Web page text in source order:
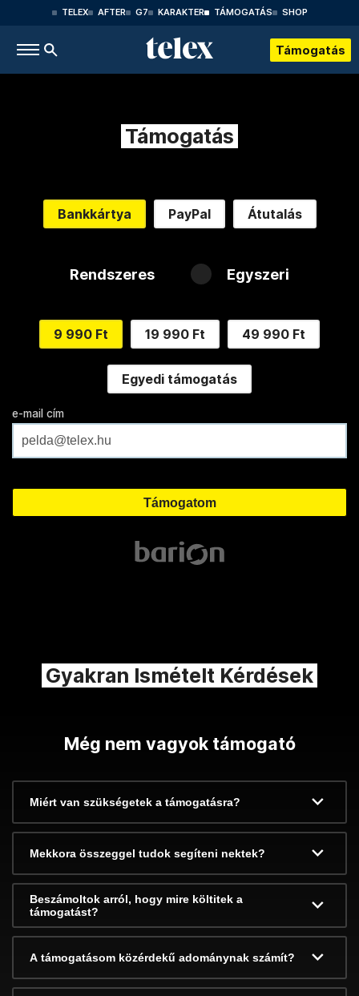
TELEX AFTER G7 KARAKTER TÁMOGATÁS SHOP
Támogatás
Támogatás
Bankkártya PayPal Átutalás
Rendszeres Egyszeri
9 990 Ft 19 990 Ft 49 990 Ft
Egyedi támogatás
e-mail cím
Gyakran Ismételt Kérdések
Még nem vagyok támogató
Miért van szükségetek a támogatásra?
Mekkora összeggel tudok segíteni nektek?
Beszámoltok arról, hogy mire költitek a
támogatást?
A támogatásom közérdekű adománynak számít?